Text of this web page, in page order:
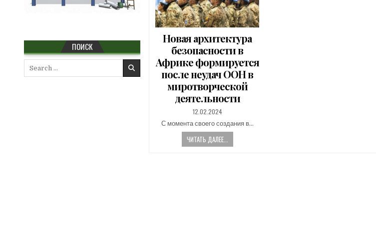
Новая архитектура
безопасности в
Африке формируется
после неудач ООН в
миротворческой
деятельности
PUBLISHED
DATE:
12.02.2024
С момента своего создания в…
ЧИТАТЬ ДАЛЕЕ...
ПОИСК